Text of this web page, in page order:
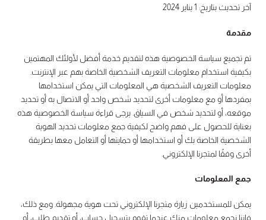
آخر تحديث بتاريخ: 1 يناير 2024
مقدمة
تم تجميع سياسة الخصوصية هذه لتقديم خدمة أفضل لأولئك المهتمين
بكيفية استخدام معلومات التعريف الشخصية الخاصة بهم عبر الإنترنت.
معلومات التعريف الشخصية هي المعلومات التي يمكن استخدامها
بمفردها أو مع معلومات أخرى لتحديد شخص واحد أو الاتصال به أو تحديد
موقعه، أو لتحديد شخص في السياق. يرجى قراءة سياسة الخصوصية هذه
بعناية للحصول على فهم واضح لكيفية جمع معلومات تحديد الهوية
الشخصية الخاصة بك أو استخدامها أو حمايتها أو التعامل معها بطريقة
أخرى وفقًا لمتجرنا الإلكتروني.
جمع المعلومات
يمكن للمستخدمين زيارة متجرنا الإلكتروني تحت هوية مجهولة. ومع ذلك،
فإننا نجمع معلومات منك عندما تقوم بتسجيل حساب، أو تقديم طلب، أو